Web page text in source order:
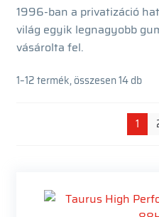
1996-ban a privatizáció
világ egyik legnagyobb
vásárolta fel.
1–12 termék, összesen 14 db
1